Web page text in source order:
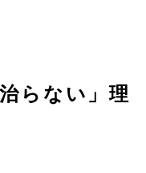
らない」理